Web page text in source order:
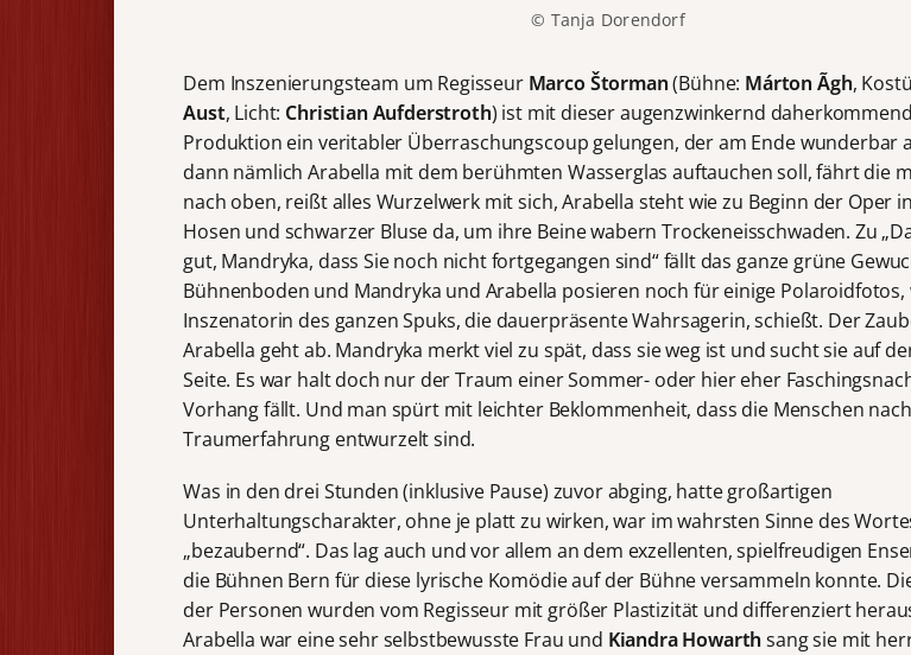
© Tanja Dorendorf
Dem Inszenierungsteam um Regisseur Marco Štorman(Bühne: Márton Ãgh,
Aust, Licht: Christian Aufderstroth) ist mit dieser augenzwinkernd
Produktion ein veritabler Überraschungscoup gelungen, der am Ende wunderbar
dann nämlich Arabella mit dem berühmten Wasserglas auftauchen soll, fährt die
nach oben, reißt alles Wurzelwerk mit sich, Arabella steht wie zu Beginn der Oper
Hosen und schwarzer Bluse da, um ihre Beine wabern Trockeneisschwaden. Zu
gut, Mandryka, dass Sie noch nicht fortgegangen sind“ fällt das ganze grüne
Bühnenboden und Mandryka und Arabella posieren noch für einige Polaroidfotos,
Inszenatorin des ganzen Spuks, die dauerpräsente Wahrsagerin, schießt. Der
Arabella geht ab. Mandryka merkt viel zu spät, dass sie weg ist und sucht sie auf
Seite. Es war halt doch nur der Traum einer Sommer- oder hier eher
Vorhang fällt. Und man spürt mit leichter Beklommenheit, dass die Menschen
Traumerfahrung entwurzelt sind.
Was in den drei Stunden (inklusive Pause) zuvor abging, hatte großartigen
Unterhaltungscharakter, ohne je platt zu wirken, war im wahrsten Sinne des
„bezaubernd“. Das lag auch und vor allem an dem exzellenten, spielfreudigen
die Bühnen Bern für diese lyrische Komödie auf der Bühne versammeln konnte.
der Personen wurden vom Regisseur mit größer Plastizität und differenziert
Arabella war eine sehr selbstbewusste Frau und Kiandra Howarthsang sie mit